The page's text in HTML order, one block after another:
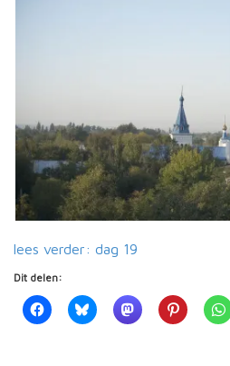
lees verder: dag 19
Dit delen: